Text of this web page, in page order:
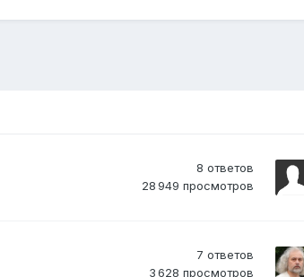
8 ответов
28 949 просмотров
7 ответов
3 628 просмотров